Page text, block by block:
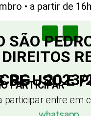
• a partir de
SÃO
CRG - 2023/
DE USO E
PARTICIPAR
participar entre em